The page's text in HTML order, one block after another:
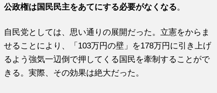
公政権は国民民主をあてにする必要がなくなる。
自民党としては、思い通りの展開だった。立憲をからま
せることにより、「103万円の壁」を178万円に引き上げ
るよう強気一辺倒で押してくる国民を牽制することがで
きる。実際、その効果は絶大だった。